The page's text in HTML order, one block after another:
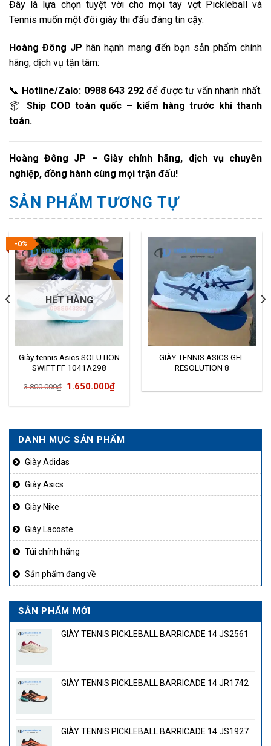
DANH MỤC SẢN PHẨM
Giày Adidas
Giày Asics
Giày Nike
Giày Lacoste
Túi chính hãng
Sản phẩm đang về
SẢN PHẨM MỚI
GIÀY TENNIS PICKLEBALL BARRICADE 14 JS2561
GIÀY TENNIS PICKLEBALL BARRICADE 14 JR1742
GIÀY TENNIS PICKLEBALL BARRICADE 14 JS1927
Đây là lựa chọn tuyệt vời cho mọi tay vợt Pickleball và
Tennis muốn một đôi giày thi đấu đáng tin cậy.
Hoàng Đông JP hân hạnh mang đến bạn sản phẩm chính
hãng, dịch vụ tận tâm:
📞 Hotline/Zalo: 0988 643 292để được tư vấn nhanh nhất.
📦 Ship COD toàn quốc – kiểm hàng trước khi thanh
toán.
Hoàng Đông JP – Giày chính hãng, dịch vụ chuyên
nghiệp, đồng hành cùng mọi trận đấu!
SẢN PHẨM TƯƠNG TỰ
-0%
HẾT HÀNG
Giày tennis Asics SOLUTION
SWIFT FF 1041A298
3.800.000₫ Giá
3.800.000₫.
1.650.000₫Giá
là:
1.650.000₫.
GIÀY TENNIS ASICS GEL
RESOLUTION 8